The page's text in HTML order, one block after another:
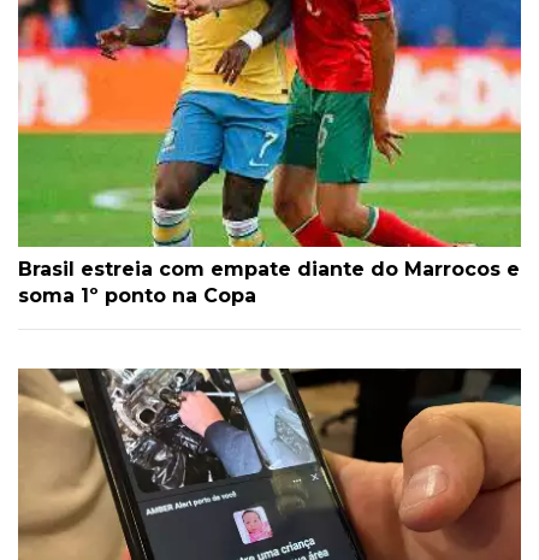
Brasil estreia com empate diante do Marrocos e
soma 1º ponto na Copa